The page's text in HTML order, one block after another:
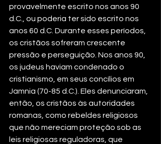
provavelmente escrito nos anos 90
d.C., ou poderia ter sido escrito nos
anos 60 d.C. Durante esses períodos,
os cristãos sofreram crescente
pressão e perseguição. Nos anos 90,
os judeus haviam condenado o
cristianismo, em seus concílios em
Jamnia (70-85 d.C.). Eles denunciaram,
então, os cristãos às autoridades
romanas, como rebeldes religiosos
que não mereciam proteção sob as
leis religiosas reguladoras, que